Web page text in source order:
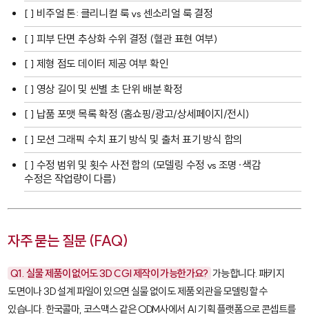
[ ] 비주얼 톤: 클리니컬 룩 vs 센소리얼 룩 결정
[ ] 피부 단면 추상화 수위 결정 (혈관 표현 여부)
[ ] 제형 점도 데이터 제공 여부 확인
[ ] 영상 길이 및 씬별 초 단위 배분 확정
[ ] 납품 포맷 목록 확정 (홈쇼핑/광고/상세페이지/전시)
[ ] 모션 그래픽 수치 표기 방식 및 출처 표기 방식 합의
[ ] 수정 범위 및 횟수 사전 합의 (모델링 수정 vs 조명·색감
수정은 작업량이 다름)
자주 묻는 질문 (FAQ)
Q1. 실물 제품이 없어도 3D CGI 제작이 가능한가요? 가능합니다. 패키지
도면이나 3D 설계 파일이 있으면 실물 없이도 제품 외관을 모델링할 수
있습니다. 한국콜마, 코스맥스 같은 ODM사에서 AI 기획 플랫폼으로 콘셉트를